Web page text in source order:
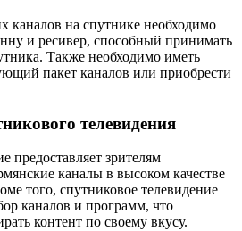
каналов на спутнике необходимо
и ресивер, способный принимать
Также необходимо иметь
пакет каналов или приобрести
телевидения
предоставляет зрителям
каналы в высоком качестве
того, спутниковое телевидение
каналов и программ, что
контент по своему вкусу.